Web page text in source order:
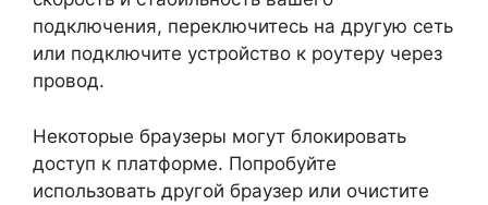
подключения, переключитесь на другую сеть
или подключите устройство к роутеру через
провод.
Некоторые браузеры могут блокировать
доступ к платформе. Попробуйте
использовать другой браузер или очистите